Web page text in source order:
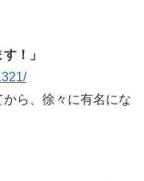
！」
ら、徐々に有名にな